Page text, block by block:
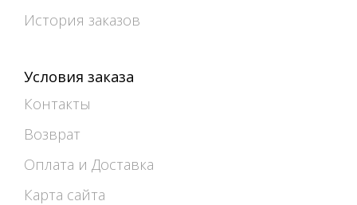
История заказов
Условия заказа
Контакты
Возврат
Оплата и Доставка
Карта сайта